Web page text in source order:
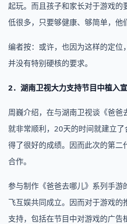
起玩。而且孩子和家长对于游戏的
低很多，只要够健康、够简单，他
编者按：或许，也因为这样的定位
并没有特别硬核的要求。
2．湖南卫视大力支持节目中植入
周巍介绍，在与湖南卫视谈《爸爸
就非常顺利，20天的时间就建立
得了很好的成绩。因而此次的第二
合作。
参与制作《爸爸去哪儿》系列手游
飞互娱共同成立。因而对于游戏的
支持，包括在节目中对游戏的广告